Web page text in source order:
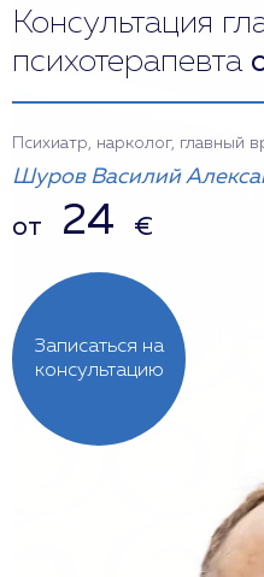
Консультация
психотерапевта
Записаться на
консультацию
Психиатр, нарколог, главный
Шуров Василий
от 24 €